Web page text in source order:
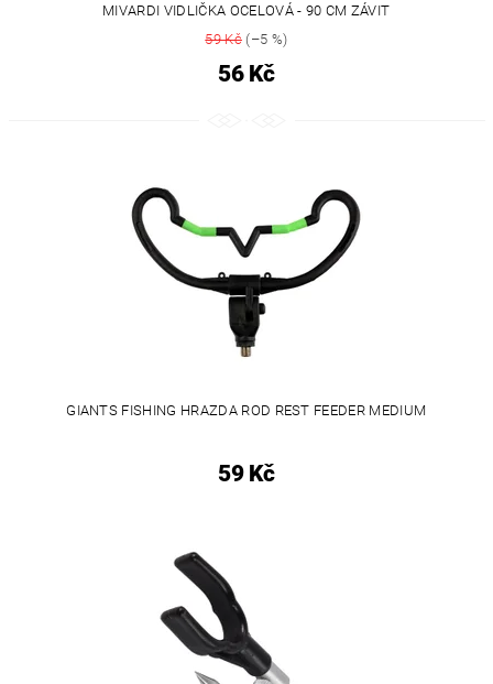
MIVARDI VIDLIČKA OCELOVÁ - 90 CM ZÁVIT
59 Kč(–5 %)
56 Kč
GIANTS FISHING HRAZDA ROD REST FEEDER MEDIUM
59 Kč